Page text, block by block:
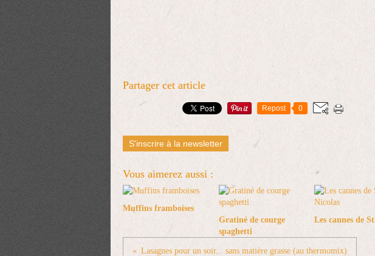
Partager cet article
Repost 0
S'inscrire à la newsletter
Vous aimerez aussi :
Muffins framboises
Gratiné de courge
spaghetti
Les cannes de
Lasagnes pour un soir... sans matière grasse (au thermomix)